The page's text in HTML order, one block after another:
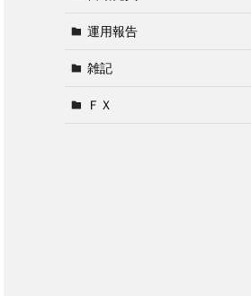
運用報告
雑記
ＦＸ